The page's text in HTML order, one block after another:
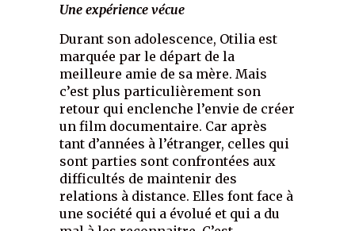
Une expérience vécue
Durant son adolescence, Otilia est
marquée par le départ de la
meilleure amie de sa mère. Mais
c’est plus particulièrement son
retour qui enclenche l’envie de créer
un film documentaire. Car après
tant d’années à l’étranger, celles qui
sont parties sont confrontées aux
difficultés de maintenir des
relations à distance. Elles font face à
une société qui a évolué et qui a du